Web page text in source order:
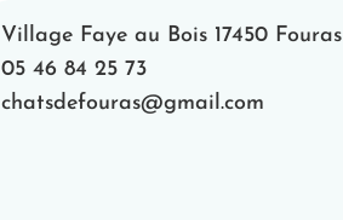
Village Faye au Bois 17450 Fouras
05 46 84 25 73
chatsdefouras@gmail.com